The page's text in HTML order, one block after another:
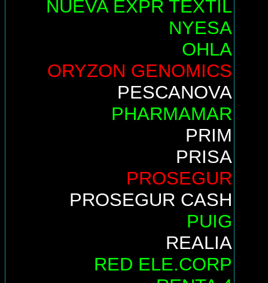
NUEVA EXPR TEXTIL
NYESA
OHLA
ORYZON GENOMICS
PESCANOVA
PHARMAMAR
PRIM
PRISA
PROSEGUR
PROSEGUR CASH
PUIG
REALIA
RED ELE.CORP